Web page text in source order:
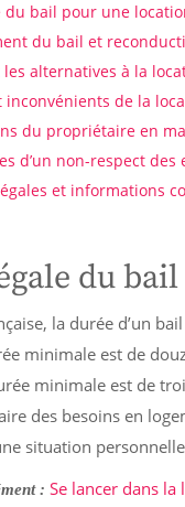
du bail pour une
du bail et
alternatives à la
inconvénients de la
du propriétaire en
d’un non-respect
et informations
du
la durée d’un
minimale est de
minimale est de
des besoins en
situation
: Se lancer dans